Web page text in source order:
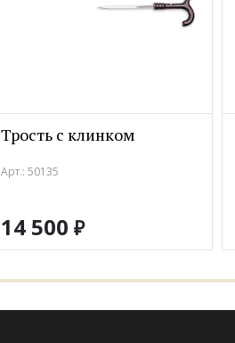
Трость с клинком
Арт.: 50135
14 500 ₽